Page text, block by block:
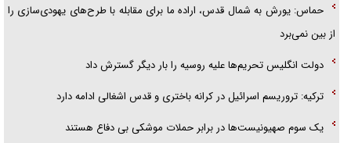
حماس: یورش به شمال قدس، اراده ما برای مقابله با طرح‌های یهودی‌سازی را
از بین نمی‌برد
دولت انگلیس تحریم‌ها علیه روسیه را بار دیگر گسترش داد
ترکیه: تروریسم اسرائیل در کرانه باختری و قدس اشغالی ادامه دارد
یک سوم صهیونیست‌ها در برابر حملات موشکی بی دفاع هستند